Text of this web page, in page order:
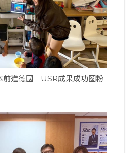
前進德國 USR成果成功圈粉